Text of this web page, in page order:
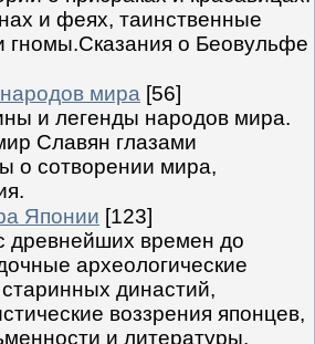
и феях, таинственные
гномы.Сказания о Беовульфе
мира [56]
и легенды народов мира.
Славян глазами
о сотворении мира,
Японии [123]
древнейших времен до
археологические
династий,
воззрения японцев,
и литературы,